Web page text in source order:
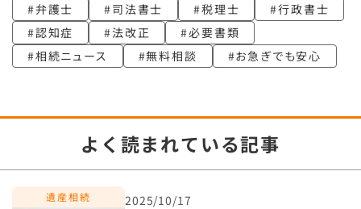
弁護士
司法書士 税理士
行政書士
認知症
法改正
必要書類
相続ニュース
無料相談 お急ぎでも安心
よく読まれている記事
2025/10/17